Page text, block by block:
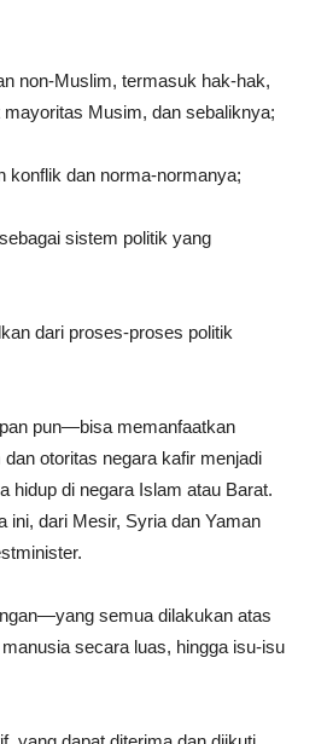
non-Muslim, termasuk hak-hak,
Musim, dan sebaliknya;
konflik dan norma-normanya;
sistem politik yang
dari proses-proses politik
pun—bisa memanfaatkan
otoritas negara kafir menjadi
hidup di negara Islam atau Barat.
ini, dari Mesir, Syria dan Yaman
semua dilakukan atas
secara luas, hingga isu-isu